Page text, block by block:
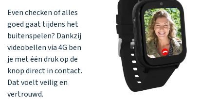
Even checken of alles
goed gaat tijdens het
buitenspelen? Dankzij
videobellen via 4G ben
je met één druk op de
knop direct in contact.
Dat voelt veilig en
vertrouwd.